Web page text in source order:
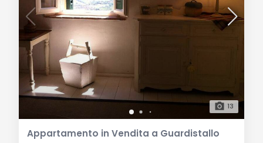
13
Appartamento in Vendita a Guardistallo